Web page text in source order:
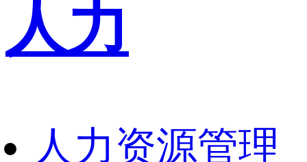
人力
人力资源管理